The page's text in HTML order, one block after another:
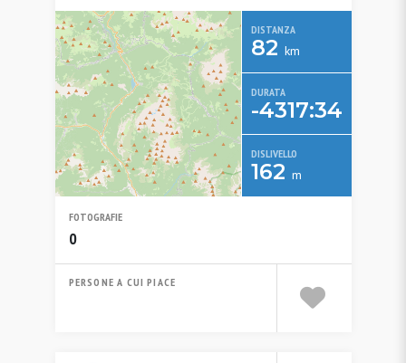
DISTANZA
82 km
DURATA
-4317:34
DISLIVELLO
162 m
FOTOGRAFIE
0
PERSONE A CUI PIACE